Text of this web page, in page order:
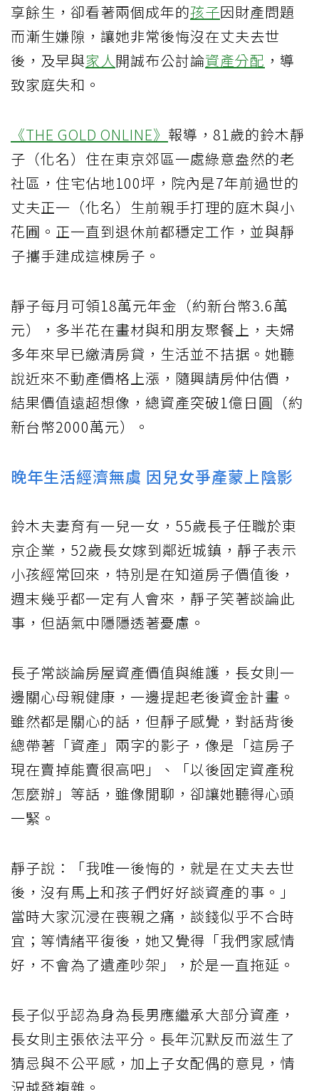
享餘生，卻看著兩個成年的孩子因財產問題
而漸生嫌隙，讓她非常後悔沒在丈夫去世
後，及早與家人開誠布公討論資產分配 ，導
致家庭失和。
《THE GOLD ONLINE》 報導，81歲的鈴木靜
子（化名）住在東京郊區一處綠意盎然的老
社區，住宅佔地100坪，院內是7年前過世的
丈夫正一（化名）生前親手打理的庭木與小
花圃。正一直到退休前都穩定工作，並與靜
子攜手建成這棟房子。
靜子每月可領18萬元年金（約新台幣3.6萬
元），多半花在畫材與和朋友聚餐上，夫婦
多年來早已繳清房貸，生活並不拮据。她聽
說近來不動產價格上漲，隨興請房仲估價，
結果價值遠超想像，總資產突破1億日圓（約
新台幣2000萬元）。
晚年生活經濟無虞 因兒女爭產蒙上陰影
鈴木夫妻育有一兒一女，55歲長子任職於東
京企業，52歲長女嫁到鄰近城鎮，靜子表示
小孩經常回來，特別是在知道房子價值後，
週末幾乎都一定有人會來，靜子笑著談論此
事，但語氣中隱隱透著憂慮。
長子常談論房屋資產價值與維護，長女則一
邊關心母親健康，一邊提起老後資金計畫。
雖然都是關心的話，但靜子感覺，對話背後
總帶著「資產」兩字的影子，像是「這房子
現在賣掉能賣很高吧」、「以後固定資產稅
怎麼辦」等話，雖像閒聊，卻讓她聽得心頭
一緊。
靜子說：「我唯一後悔的，就是在丈夫去世
後，沒有馬上和孩子們好好談資產的事。」
當時大家沉浸在喪親之痛，談錢似乎不合時
宜；等情緒平復後，她又覺得「我們家感情
好，不會為了遺產吵架」，於是一直拖延。
長子似乎認為身為長男應繼承大部分資產，
長女則主張依法平分。長年沉默反而滋生了
猜忌與不公平感，加上子女配偶的意見，情